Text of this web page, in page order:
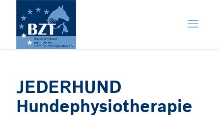
JEDERHUND
Hundephysiotherapie